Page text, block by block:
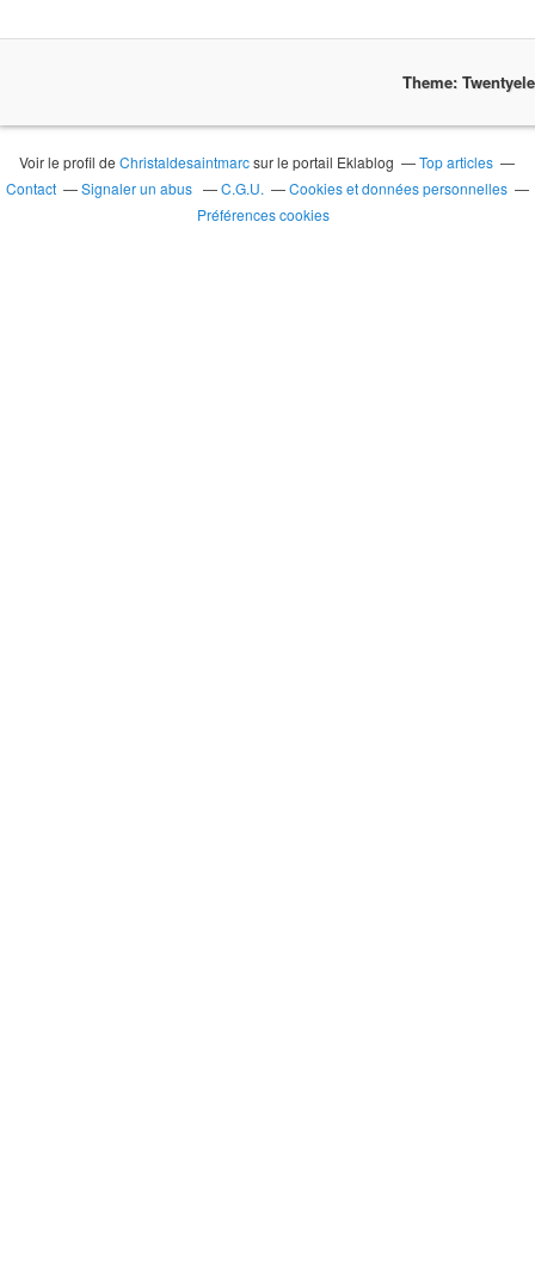
Theme:
Voir le profil deChristaldesaintmarcsur le portail Eklablog
Top articles
Contact
Signaler un abus C.G.U.
Cookies et données personnelles
Préférences cookies